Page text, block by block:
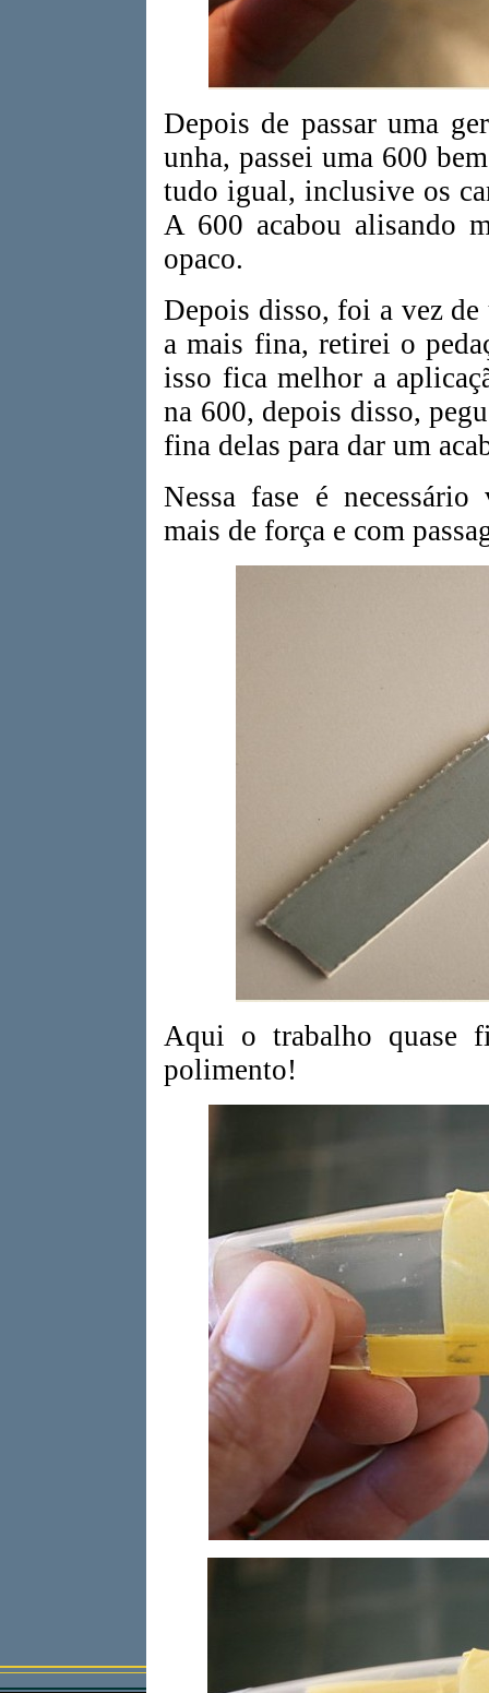
Depois de passar uma
unha, passei uma 600
tudo igual, inclusive os
A 600 acabou alisando
opaco.
Depois disso, foi a vez de
a mais fina, retirei o
isso fica melhor a
na 600, depois disso,
fina delas para dar um
Nessa fase é
mais de força e com
Aqui o trabalho quase
polimento!